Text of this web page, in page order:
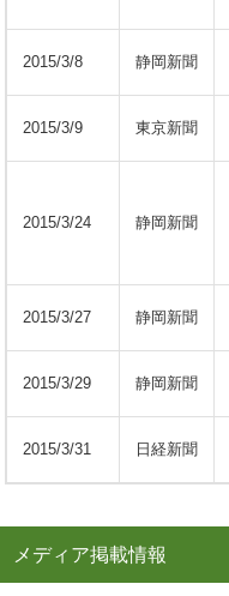
2015/3/8 静岡新聞
2015/3/9 東京新聞
2015/3/24 静岡新聞
2015/3/27 静岡新聞
2015/3/29 静岡新聞
2015/3/31 日経新聞
メディア掲載情報